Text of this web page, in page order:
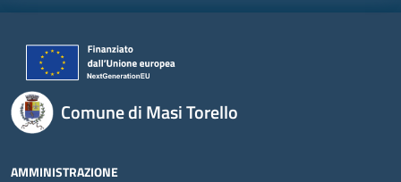
Comune di Masi Torello
AMMINISTRAZIONE